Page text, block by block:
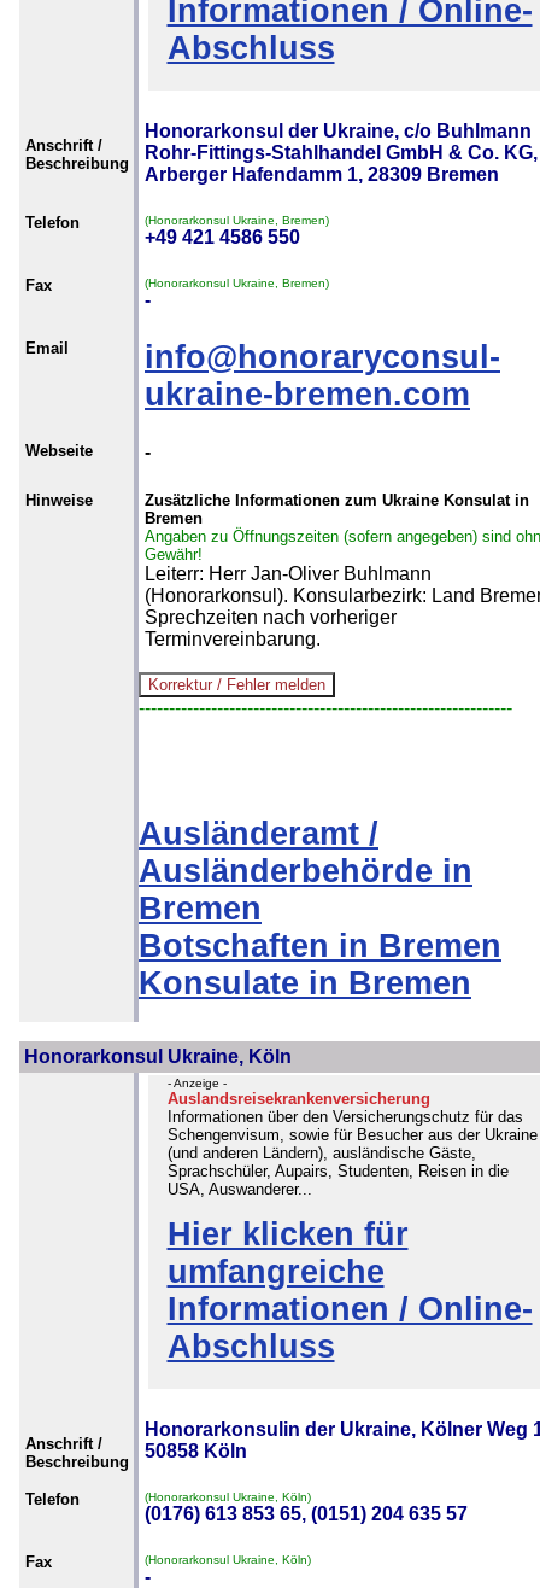
Informationen / Online-
Abschluss
Anschrift /
Beschreibung
Honorarkonsul der Ukraine, c/o Buhlmann
Rohr-Fittings-Stahlhandel GmbH & Co. KG,
Arberger Hafendamm 1, 28309 Bremen
Telefon (Honorarkonsul Ukraine, Bremen)
+49 421 4586 550
Fax (Honorarkonsul Ukraine, Bremen)
-
Email
info@honoraryconsul-
ukraine-bremen.com
Webseite -
Hinweise
Zusätzliche Informationen zum Ukraine Konsulat in
Bremen
Angaben zu Öffnungszeiten (sofern angegeben) sind
Gewähr!
Leiterr: Herr Jan-Oliver Buhlmann
(Honorarkonsul). Konsularbezirk: Land
Sprechzeiten nach vorheriger
Terminvereinbarung.
--------------------------------------------------------------
Ausländeramt /
Ausländerbehörde in
Bremen
Botschaften in Bremen
Konsulate in Bremen
Honorarkonsul Ukraine, Köln
- Anzeige -
Auslandsreisekrankenversicherung
Informationen über den Versicherungschutz für das
Schengenvisum, sowie für Besucher aus der Ukraine
(und anderen Ländern), ausländische Gäste,
Sprachschüler, Aupairs, Studenten, Reisen in die
USA, Auswanderer...
Hier klicken für
umfangreiche
Informationen / Online-
Abschluss
Anschrift /
Beschreibung
Honorarkonsulin der Ukraine, Kölner Weg
50858 Köln
Telefon (Honorarkonsul Ukraine, Köln)
(0176) 613 853 65, (0151) 204 635 57
Fax (Honorarkonsul Ukraine, Köln)
-